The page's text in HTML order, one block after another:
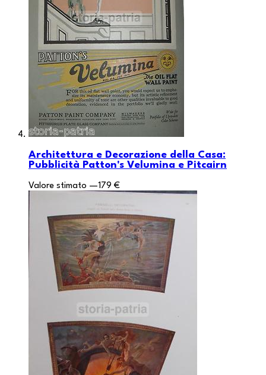
Architettura e Decorazione della Casa:
Pubblicità Patton's Velumina e Pitcairn
Valore stimato —179 €